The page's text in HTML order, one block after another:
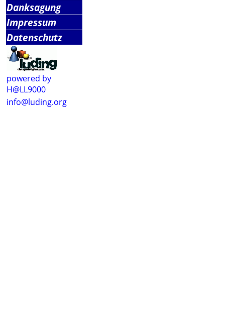
Danksagung
Impressum
Datenschutz
powered by
H@LL9000
info@luding.org